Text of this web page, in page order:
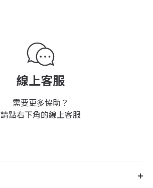
線上客服
需要更多協助？
請點右下角的線上客服